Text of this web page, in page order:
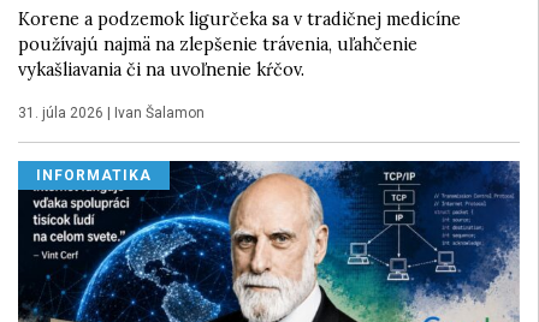
Korene a podzemok ligurčeka sa v tradičnej medicíne
používajú najmä na zlepšenie trávenia, uľahčenie
vykašliavania či na uvoľnenie kŕčov.
31. júla 2026 Ivan Šalamon
INFORMATIKA